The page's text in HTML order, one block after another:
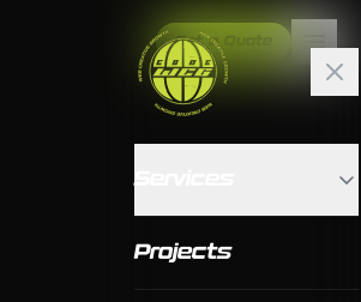
Get a Quote
Projects